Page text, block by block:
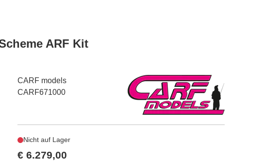
ARF Kit
CARF models
CARF671000
Nicht auf Lager
€ 6.279,00